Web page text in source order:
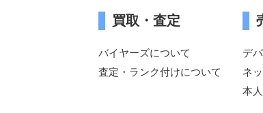
買取・査定
バイヤーズについて
査定・ランク付けについて
デ
ネ
本